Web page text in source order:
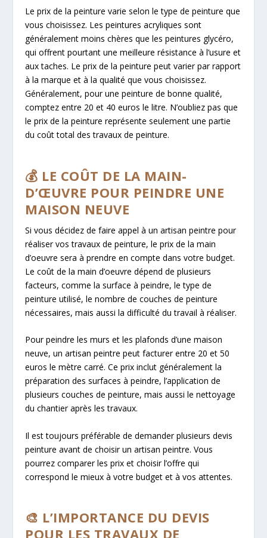
Le prix de la peinture varie selon le type de peinture que
vous choisissez. Les peintures acryliques sont
généralement moins chères que les peintures glycéro,
qui offrent pourtant une meilleure résistance à l’usure et
aux taches. Le prix de la peinture peut varier par rapport
à la marque et à la qualité que vous choisissez.
Généralement, pour une peinture de bonne qualité,
comptez entre 20 et 40 euros le litre. N’oubliez pas que
le prix de la peinture représente seulement une partie
du coût total des travaux de peinture.
💰 LE COÛT DE LA MAIN-
D’ŒUVRE POUR PEINDRE UNE
MAISON NEUVE
Si vous décidez de faire appel à un artisan peintre pour
réaliser vos travaux de peinture, le prix de la main
d’oeuvre sera à prendre en compte dans votre budget.
Le coût de la main d’oeuvre dépend de plusieurs
facteurs, comme la surface à peindre, le type de
peinture utilisé, le nombre de couches de peinture
nécessaires, mais aussi la difficulté du travail à réaliser.
Pour peindre les murs et les plafonds d’une maison
neuve, un artisan peintre peut facturer entre 20 et 50
euros le mètre carré. Ce prix inclut généralement la
préparation des surfaces à peindre, l’application de
plusieurs couches de peinture, mais aussi le nettoyage
du chantier après les travaux.
Il est toujours préférable de demander plusieurs devis
peinture avant de choisir un artisan peintre. Vous
pourrez comparer les prix et choisir l’offre qui
correspond le mieux à votre budget et à vos attentes.
🎨 L’IMPORTANCE DU DEVIS
POUR LES TRAVAUX DE